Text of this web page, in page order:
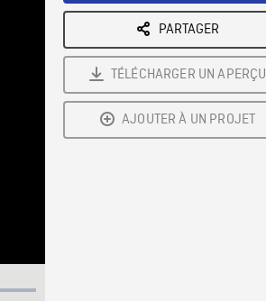
PARTAGER
TÉLÉCHARGER UN APERÇU
AJOUTER À UN PROJET